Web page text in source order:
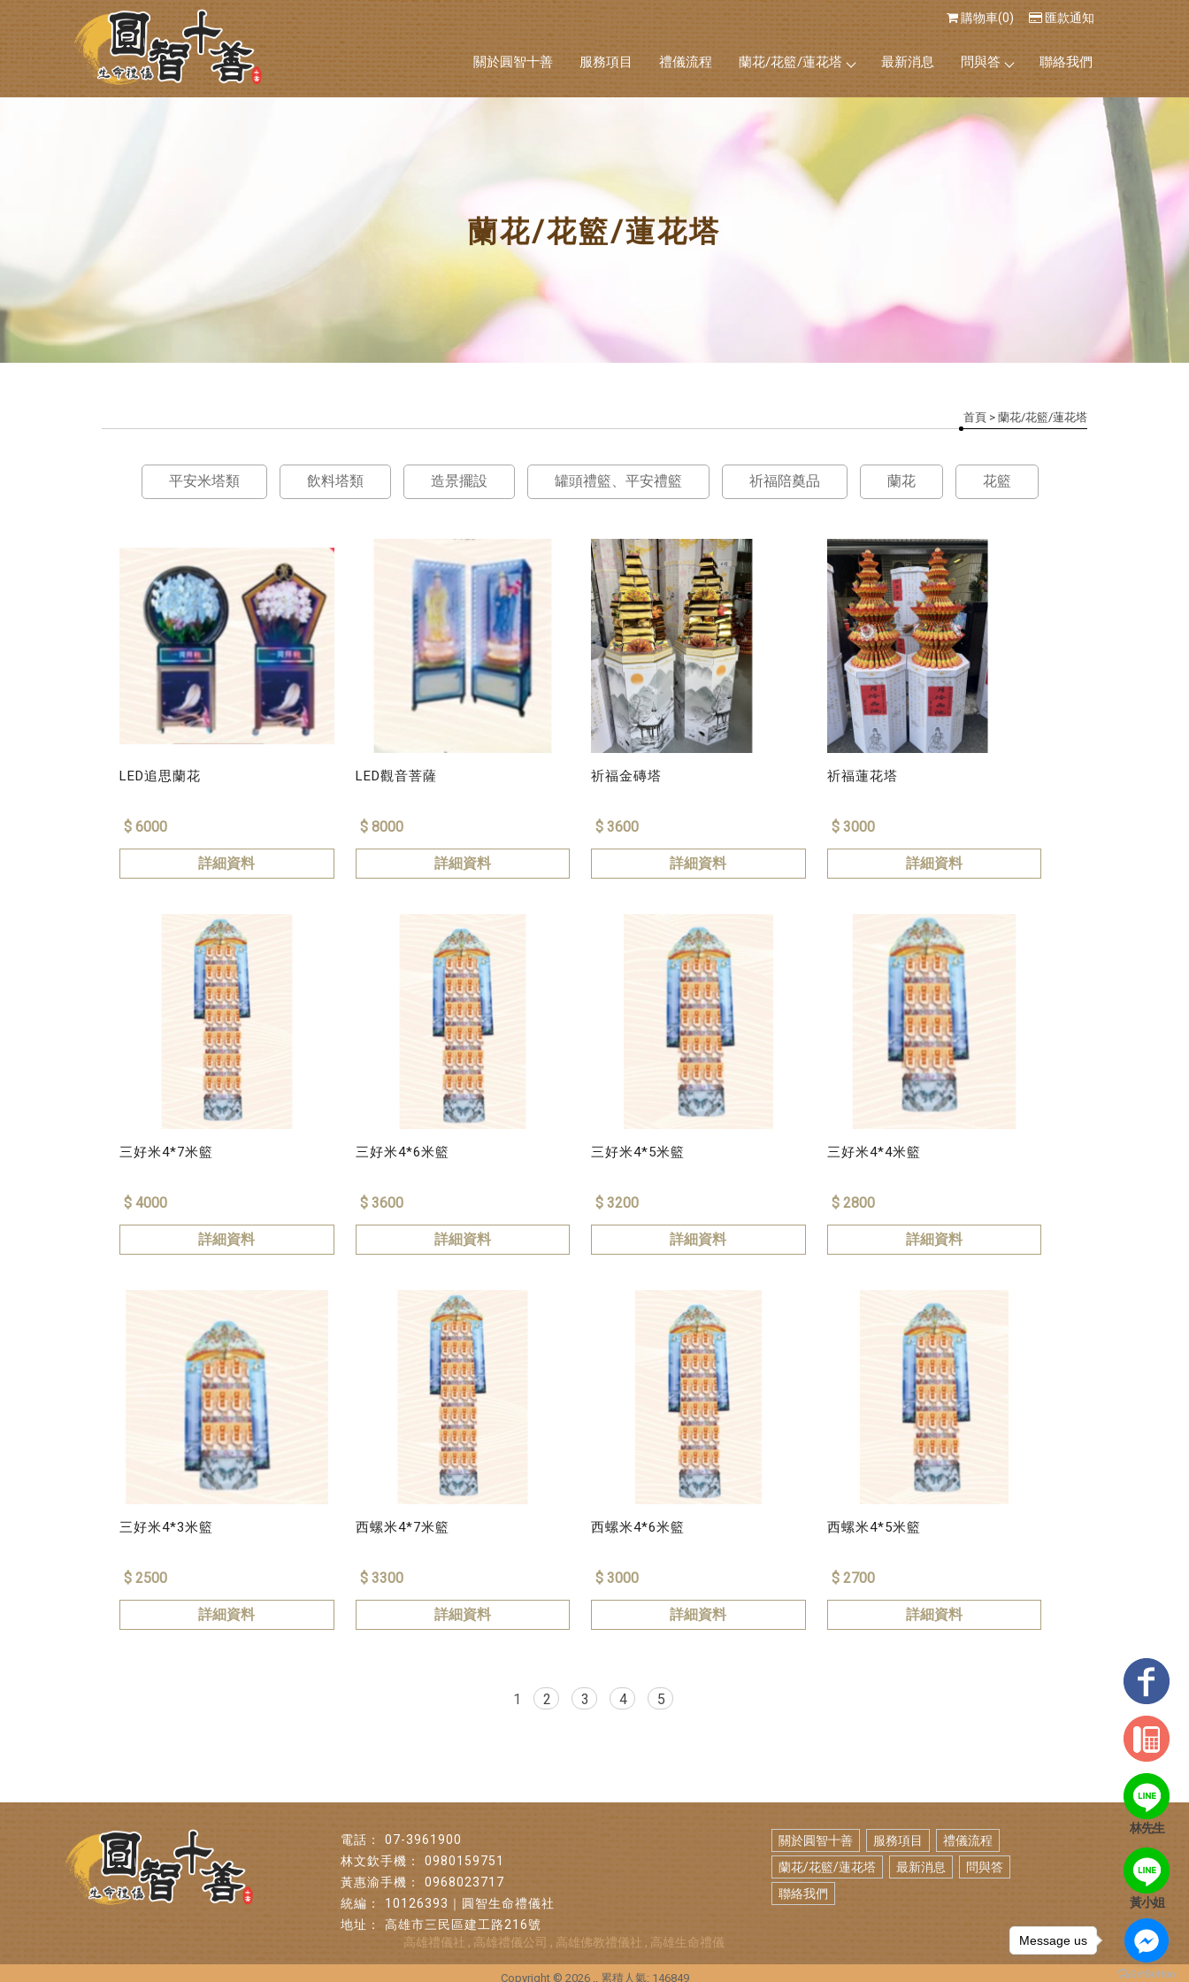
關於圓智十善 服務項目 禮儀流程 蘭花/花籃/蓮花塔 最新消息 問與答 聯絡我們
購物車(0) 匯款通知
蘭花/花籃/蓮花塔
首頁> 蘭花/花籃/蓮花塔
平安米塔類 飲料塔類 造景擺設 罐頭禮籃、平安禮籃 祈福陪奠品 蘭花 花籃
LED追思蘭花
$ 6000
詳細資料
LED觀音菩薩
$ 8000
詳細資料
祈福金磚塔
$ 3600
詳細資料
祈福蓮花塔
$ 3000
詳細資料
三好米4*7米籃
$ 4000
詳細資料
三好米4*6米籃
$ 3600
詳細資料
三好米4*5米籃
$ 3200
詳細資料
三好米4*4米籃
$ 2800
詳細資料
三好米4*3米籃
$ 2500
詳細資料
西螺米4*7米籃
$ 3300
詳細資料
西螺米4*6米籃
$ 3000
詳細資料
西螺米4*5米籃
$ 2700
詳細資料
1 2 3 4 5
07-3961900
0980159751
0968023717
10126393｜圓智生命禮儀社
高雄市三民區建工路216號
關於圓智十善 服務項目
禮儀流程
蘭花/花籃/蓮花塔
最新消息
問與答
聯絡我們
高雄禮儀社 高雄禮儀公司 高雄佛教禮儀社 高雄生命禮儀
林先生
黃小姐
Copyright © 2026 .. 累積人氣: 146849
Message us